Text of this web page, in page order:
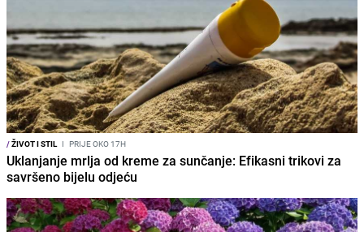
/ŽIVOT I STIL I PRIJE OKO 17H
Uklanjanje mrlja od kreme za sunčanje: Efikasni trikovi za
savršeno bijelu odjeću